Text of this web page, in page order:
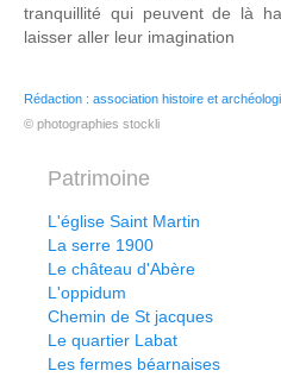
tranquillité qui peuvent de là
laisser aller leur imagination
Rédaction : association histoire et
© photographies stockli
Patrimoine
L'église Saint Martin
La serre 1900
Le château d'Abère
L'oppidum
Chemin de St jacques
Le quartier Labat
Les fermes béarnaises